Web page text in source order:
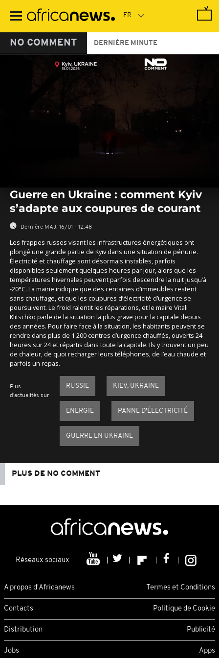
contenu
NO COMMENT DERNIÈRE MINUTE
seconds
seconds
Guerre en Ukraine : comment Kyiv
s’adapte aux coupures de courant
Dernière MAJ: 16/01 - 12:48
Les frappes russes visant les infrastructures énergétiques ont
plongé une grande partie de Kyiv dans une situation de pénurie.
Électricité et chauffage sont désormais instables, parfois
disponibles seulement quelques heures par jour, alors que les
températures hivernales peuvent parfois descendre la nuit jusqu’à
-20°C. La mairie indique que des centaines d’immeubles restent
sans chauffage, et que les coupures d’électricité d’urgence se
poursuivent. Le froid ralentit les réparations, et le maire Vitali
Klitschko parle de la situation la plus grave pour la capitale depuis
des années. Pour faire face à la situation, les habitants peuvent se
rendre dans plus de 1 200 centres d’urgence chauffés, ouverts 24
heures sur 24 et répartis dans toute la capitale. Ils y trouvent un peu
de chaleur, de quoi recharger leurs téléphones, de l’eau chaude et
parfois un repas.
Plus
d'actualités sur
RUSSIE KIEV, UKRAINE
ENERGIE PANNE D'ÉLECTRICITÉ
GUERRE EN UKRAINE
PLUS DE NO COMMENT
Réseaux sociaux
A propos d'Africanews Termes et Conditions
Contacts Politique de Cookie
Distribution Publicité
Jobs Apps